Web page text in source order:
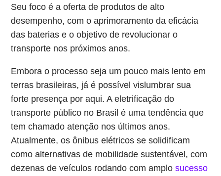
Seu foco é a oferta de produtos de alto
desempenho, com o aprimoramento da eficácia
das baterias e o objetivo de revolucionar o
transporte nos próximos anos.
Embora o processo seja um pouco mais lento em
terras brasileiras, já é possível vislumbrar sua
forte presença por aqui. A eletrificação do
transporte público no Brasil é uma tendência que
tem chamado atenção nos últimos anos.
Atualmente, os ônibus elétricos se solidificam
como alternativas de mobilidade sustentável, com
dezenas de veículos rodando com amplosucesso